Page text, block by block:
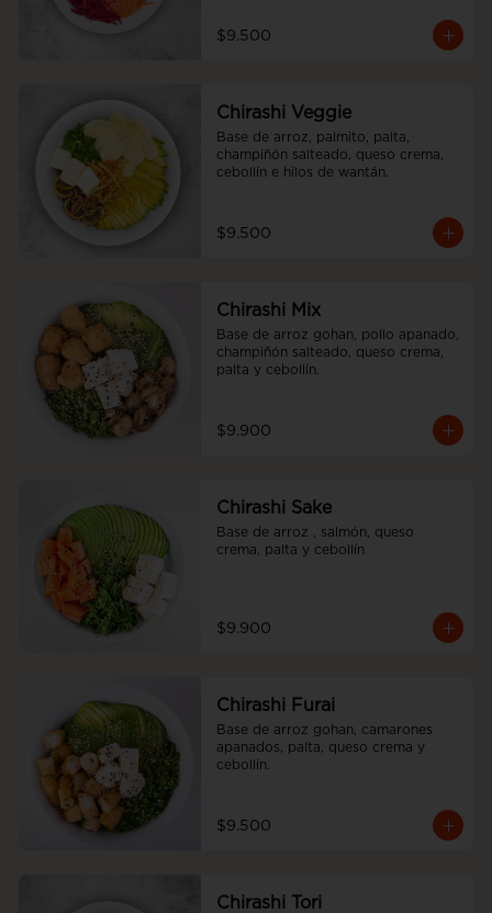
$9.500
Chirashi Veggie
Base de arroz, palmito, palta,
champiñón salteado, queso crema,
cebollín e hilos de wantán.
$9.500
Chirashi Mix
Base de arroz gohan, pollo apanado,
champiñón salteado, queso crema,
palta y cebollín.
$9.900
Chirashi Sake
Base de arroz , salmón, queso
crema, palta y cebollín
$9.900
Chirashi Furai
Base de arroz gohan, camarones
apanados, palta, queso crema y
cebollín.
$9.500
Chirashi Tori